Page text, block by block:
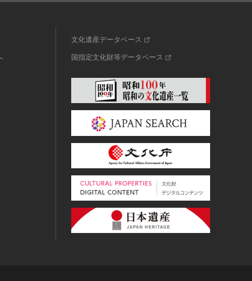
文化遺産データベース
国指定文化財等データベース